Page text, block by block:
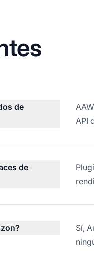
de
API
de
Sí,